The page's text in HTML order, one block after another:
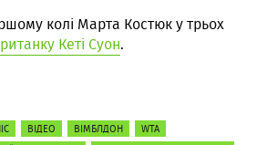
колі Марта Костюк у трьох
Кеті Суон.
ВІДЕО ВІМБЛДОН
WTA